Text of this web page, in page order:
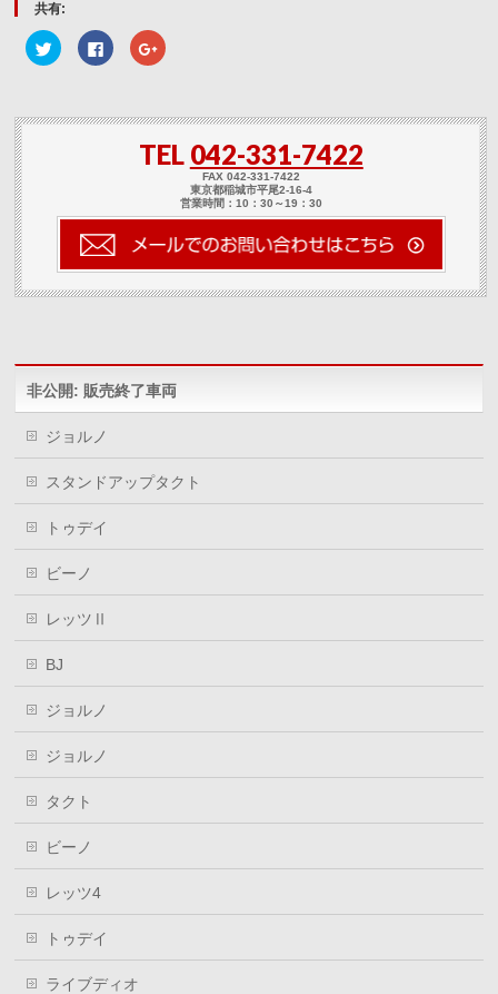
共有:
ク
リ
Twitter
ウ
ウ
開
Facebook
で
に
て
く
だ
さ
い
し
ド
で
開
き
ク
リ
Google+
共
有
ウ
ン
ド
ウ
開
TEL 042-331-7422
FAX 042-331-7422
東京都稲城市平尾2-16-4
営業時間：10：30～19：30
非公開: 販売終了車両
ジョルノ
スタンドアップタクト
トゥデイ
ビーノ
レッツⅡ
BJ
ジョルノ
ジョルノ
タクト
ビーノ
レッツ4
トゥデイ
ライブディオ